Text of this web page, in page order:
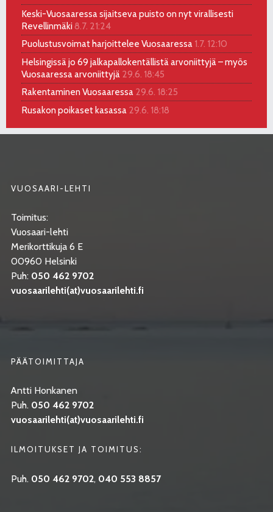
Keski-Vuosaaressa sijaitseva puisto on nyt virallisesti
Revellinmäki 8.7. 21:24
Puolustusvoimat harjoittelee Vuosaaressa 1.7. 12:10
Helsingissä jo 69 jalkapallokentällistä arvoniittyjä – myös
Vuosaaressa arvoniittyjä 29.6. 18:45
Rakentaminen Vuosaaressa 29.6. 18:25
Rusakon poikaset kasassa 29.6. 18:18
VUOSAARI-LEHTI
Toimitus:
Vuosaari-lehti
Merikorttikuja 6 E
00960 Helsinki
Puh: 050 462 9702
vuosaarilehti(at)vuosaarilehti.fi
PÄÄTOIMITTAJA
Antti Honkanen
Puh. 050 462 9702
vuosaarilehti(at)vuosaarilehti.fi
ILMOITUKSET JA TOIMITUS:
Puh. 050 462 9702, 040 553 8857